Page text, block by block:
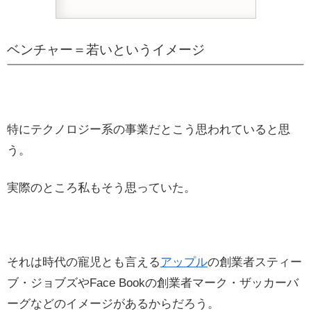
ベンチャー＝若いというイメージ
特にテクノロジー系の事業だとこう思われていると思
う。
実際のところ私もそう思っていた。
それは時代の寵児とも言えるアップルの創業者スティー
ブ・ジョブズやFace Bookの創業者マーク・ザッカーバ
ーグなどのイメージがあるからだろう。